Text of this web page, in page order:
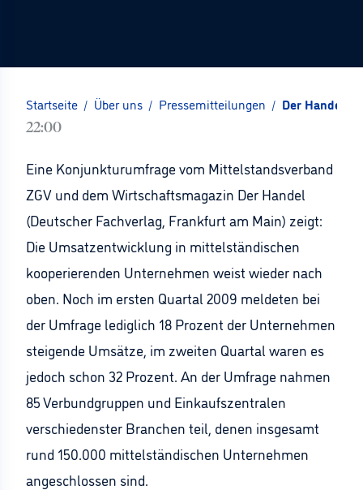
Startseite / Über uns / Pressemitteilungen / Der Handel:
22:00
Eine Konjunkturumfrage vom Mittelstandsverband
ZGV und dem Wirtschaftsmagazin Der Handel
(Deutscher Fachverlag, Frankfurt am Main) zeigt:
Die Umsatzentwicklung in mittelständischen
kooperierenden Unternehmen weist wieder nach
oben. Noch im ersten Quartal 2009 meldeten bei
der Umfrage lediglich 18 Prozent der Unternehmen
steigende Umsätze, im zweiten Quartal waren es
jedoch schon 32 Prozent. An der Umfrage nahmen
85 Verbundgruppen und Einkaufszentralen
verschiedenster Branchen teil, denen insgesamt
rund 150.000 mittelständischen Unternehmen
angeschlossen sind.